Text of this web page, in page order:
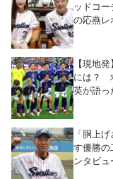
ッドコ
の応燕レ
【現地
には？
英が語っ
「胴上
す優勝
ンタビュ